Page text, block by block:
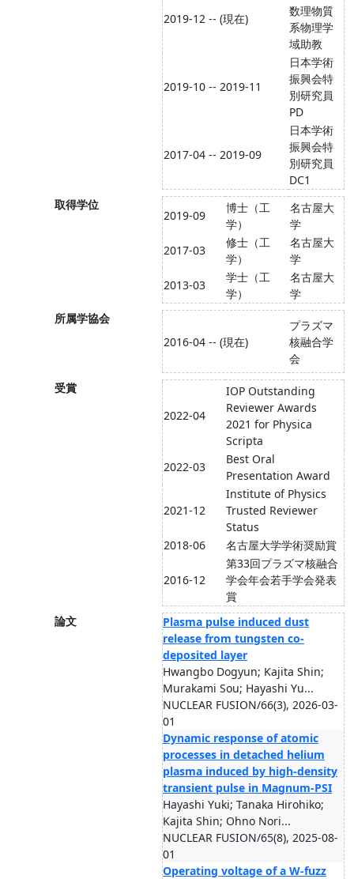
2019-12 -- (現在)
数理物質
系物理学
域助教
2019-10 -- 2019-11
日本学術
振興会特
別研究員
PD
2017-04 -- 2019-09
日本学術
振興会特
別研究員
DC1
取得学位
2019-09
博士（工
学）
名古屋大
学
2017-03
修士（工
学）
名古屋大
学
2013-03
学士（工
学）
名古屋大
学
所属学協会
2016-04 -- (現在)
プラズマ
核融合学
会
受賞
2022-04
IOP Outstanding
Reviewer Awards
2021 for Physica
Scripta
2022-03
Best Oral
Presentation Award
2021-12
Institute of Physics
Trusted Reviewer
Status
2018-06
名古屋大学学術奨励賞
2016-12
第33回プラズマ核融合
学会年会若手学会発表
賞
論文
Plasma pulse induced dust
release from tungsten co-
deposited layer
Hwangbo Dogyun; Kajita Shin;
Murakami Sou; Hayashi Yu...
NUCLEAR FUSION/66(3), 2026-03-
01
Dynamic response of atomic
processes in detached helium
plasma induced by high-density
transient pulse in Magnum-PSI
Hayashi Yuki; Tanaka Hirohiko;
Kajita Shin; Ohno Nori...
NUCLEAR FUSION/65(8), 2025-08-
01
Operating voltage of a W-fuzz